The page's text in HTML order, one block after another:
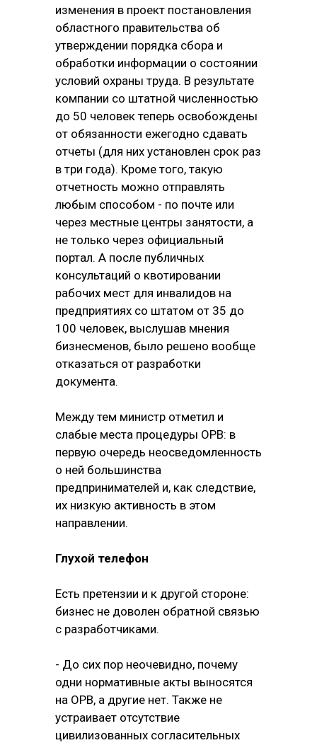
изменения в проект постановления
областного правительства об
утверждении порядка сбора и
обработки информации о состоянии
условий охраны труда. В результате
компании со штатной численностью
до 50 человек теперь освобождены
от обязанности ежегодно сдавать
отчеты (для них установлен срок раз
в три года). Кроме того, такую
отчетность можно отправлять
любым способом - по почте или
через местные центры занятости, а
не только через официальный
портал. А после публичных
консультаций о квотировании
рабочих мест для инвалидов на
предприятиях со штатом от 35 до
100 человек, выслушав мнения
бизнесменов, было решено вообще
отказаться от разработки
документа.
Между тем министр отметил и
слабые места процедуры ОРВ: в
первую очередь неосведомленность
о ней большинства
предпринимателей и, как следствие,
их низкую активность в этом
направлении.
Глухой телефон
Есть претензии и к другой стороне:
бизнес не доволен обратной связью
с разработчиками.
- До сих пор неочевидно, почему
одни нормативные акты выносятся
на ОРВ, а другие нет. Также не
устраивает отсутствие
цивилизованных согласительных